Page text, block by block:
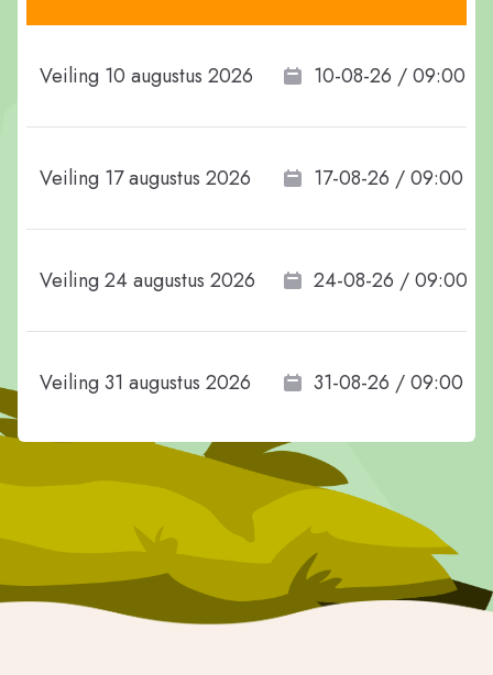
Veiling 10 augustus 2026 10-08-26 / 09:00
Veiling 17 augustus 2026 17-08-26 / 09:00
Veiling 24 augustus 2026 24-08-26 / 09:00
Veiling 31 augustus 2026 31-08-26 / 09:00